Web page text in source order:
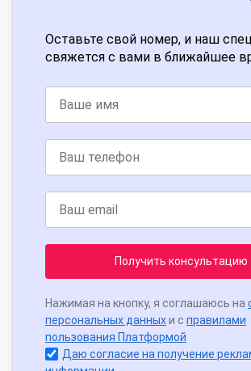
Оставьте свой номер, и наш
свяжется с вами в ближайшее
Получить консультацию
Нажимая на кнопку, я соглашаюсь на
персональных данныхи с правилами
пользования Платформой
Даю согласие на получение